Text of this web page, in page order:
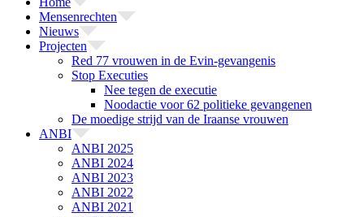
Mensenrechten
Nieuws
Projecten
Red 77 vrouwen in de Evin-gevangenis
Stop Executies
Nee tegen de executie
Noodactie voor 62 politieke gevangenen
De moedige strijd van de Iraanse vrouwen
ANBI
ANBI 2025
ANBI 2024
ANBI 2023
ANBI 2022
ANBI 2021